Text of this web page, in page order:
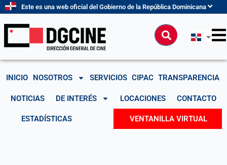
contenido
Este es una web oficial del Gobierno de la República Dominicana
Buscar
INICIO NOSOTROS SERVICIOS CIPAC TRANSPARENCIA
NOTICIAS DE INTERÉS LOCACIONES CONTACTO
ESTADÍSTICAS VENTANILLA VIRTUAL